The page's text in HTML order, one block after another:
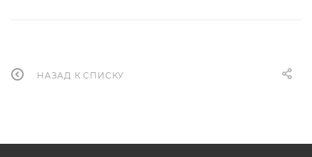
НАЗАД К СПИСКУ